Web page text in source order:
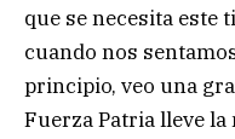
que se necesita este
cuando nos
principio, veo una
Fuerza Patria lleve